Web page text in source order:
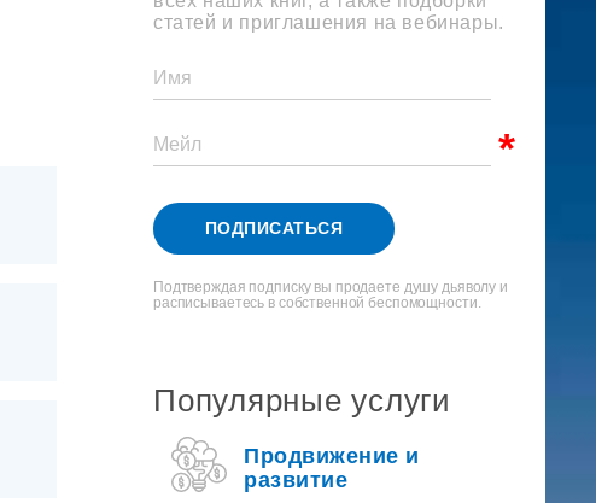
статей и приглашения на вебинары.
ПОДПИСАТЬСЯ
Подтверждая подписку вы продаете душу дьяволу и
расписываетесь в собственной беспомощности.
Популярные услуги
Продвижение и
развитие